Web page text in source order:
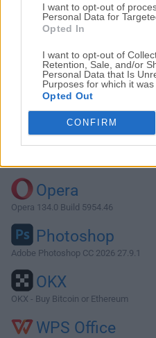
I want to opt-out of
Personal Data for
Opted In
I want to opt-out of
Retention, Sale, and/or
Personal Data that Is
Purposes for which it was
Opted Out
CONFIRM
Descargar
¿Por qué se publica esta
Opera
Opera 134.0 Build 5954.46
Photoshop
Adobe Photoshop CC 2026 27.9.1
OKX
OKX - Buy Bitcoin or Ethereum
WPS Office